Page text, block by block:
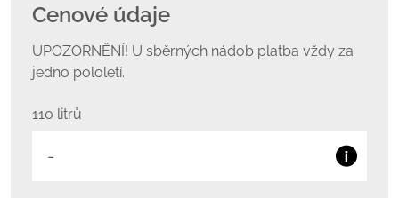
Cenové údaje
UPOZORNĚNÍ! U sběrných nádob platba vždy za
jedno pololetí.
110 litrů